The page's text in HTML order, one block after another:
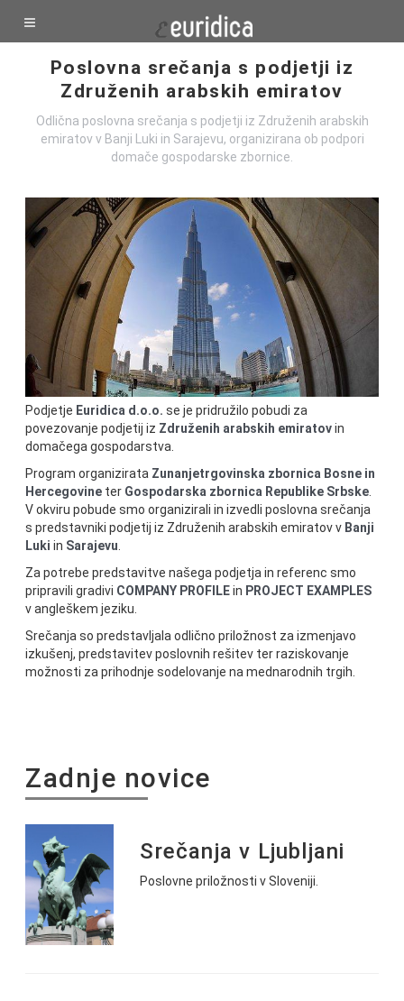
Poslovna srečanja s podjetji iz
Združenih arabskih emiratov
Odlična poslovna srečanja s podjetji iz Združenih arabskih
emiratov v Banji Luki in Sarajevu, organizirana ob podpori
domače gospodarske zbornice.
Podjetje Euridica d.o.o. se je pridružilo pobudi za
povezovanje podjetij iz Združenih arabskih emiratovin
domačega gospodarstva.
Program organizirata Zunanjetrgovinska zbornica Bosne in
Hercegovine ter Gospodarska zbornica Republike Srbske
V okviru pobude smo organizirali in izvedli poslovna srečanja
s predstavniki podjetij iz Združenih arabskih emiratov v Banji
Luki in Sarajevu
Za potrebe predstavitve našega podjetja in referenc smo
pripravili gradivi COMPANY PROFILEin PROJECT EXAMPLES
v angleškem jeziku.
Srečanja so predstavljala odlično priložnost za izmenjavo
izkušenj, predstavitev poslovnih rešitev ter raziskovanje
možnosti za prihodnje sodelovanje na mednarodnih trgih.
Zadnje novice
Srečanja v Ljubljani
Poslovne priložnosti v Sloveniji.